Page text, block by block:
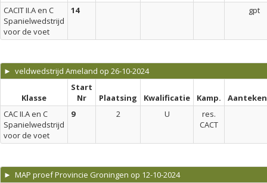
CACIT II.A en C
Spanielwedstrijd
voor de voet
14 gpt
► veldwedstrijd Ameland op 26-10-2024
Klasse
Start
Nr
Plaatsing Kwalificatie Kamp.
CAC II.A en C
Spanielwedstrijd
voor de voet
9 2 U
res.
CACT
► MAP proef Provincie Groningen op 12-10-2024